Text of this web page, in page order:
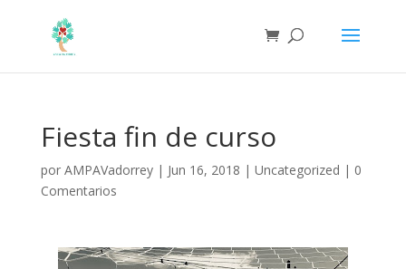
Fiesta fin de curso
por AMPAVadorrey| Jun 16, 2018 | Uncategorized | 0
Comentarios